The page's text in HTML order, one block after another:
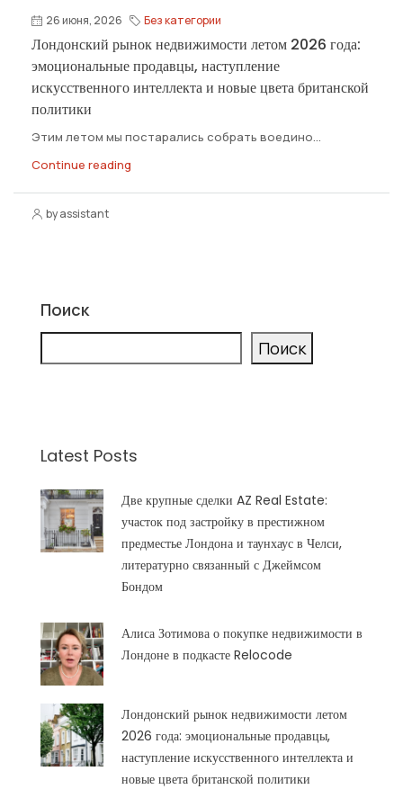
26 июня, 2026 Без категории
Лондонский рынок недвижимости летом 2026 года:
эмоциональные продавцы, наступление
искусственного интеллекта и новые цвета британской
политики
Этим летом мы постарались собрать воедино...
Continue reading
by assistant
Поиск
Поиск
Latest Posts
Две крупные сделки AZ Real Estate:
участок под застройку в престижном
предместье Лондона и таунхаус в Челси,
литературно связанный с Джеймсом
Бондом
Алиса Зотимова о покупке недвижимости в
Лондоне в подкасте Relocode
Лондонский рынок недвижимости летом
2026 года: эмоциональные продавцы,
наступление искусственного интеллекта и
новые цвета британской политики